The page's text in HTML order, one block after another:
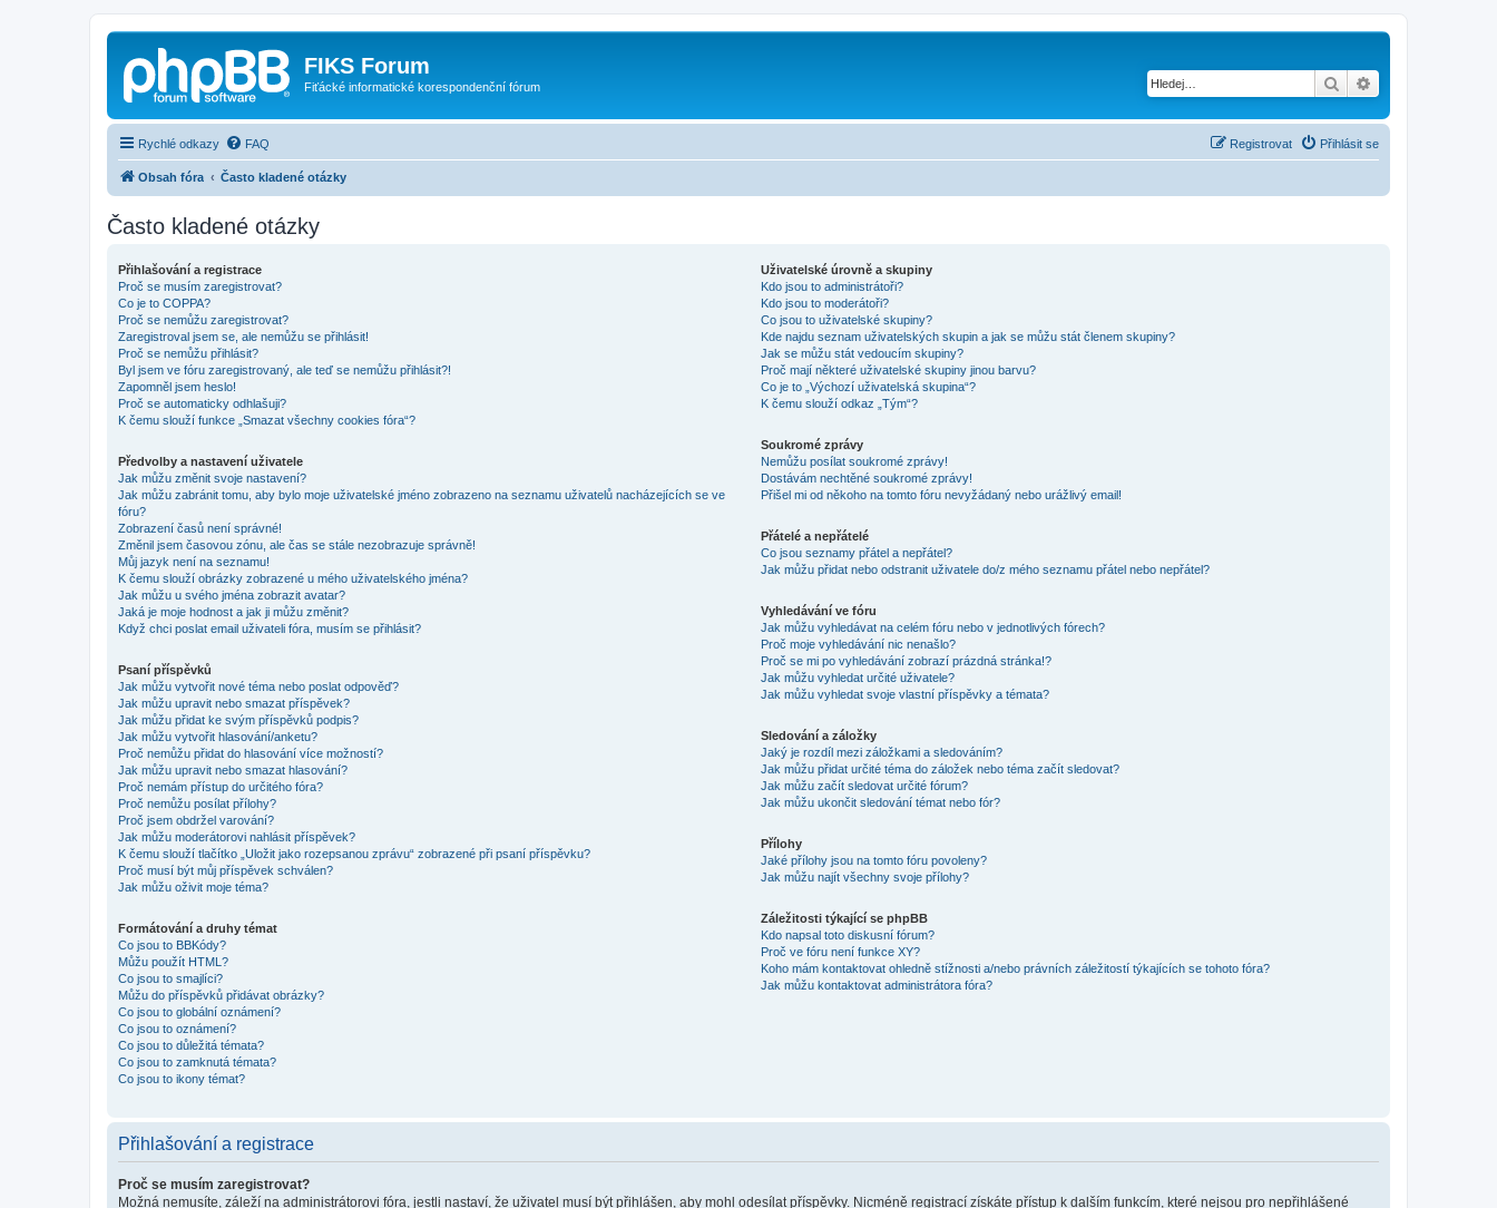
FIKS Forum
Fiťácké informatické korespondenční fórum Hledat
Rychlé odkazy FAQ Přihlásit se
Registrovat
Obsah fóra Často kladené otázky
Často kladené otázky
Přihlašování a registrace
Proč se musím zaregistrovat?
Co je to COPPA?
Proč se nemůžu zaregistrovat?
Zaregistroval jsem se, ale nemůžu se přihlásit!
Proč se nemůžu přihlásit?
Byl jsem ve fóru zaregistrovaný, ale teď se nemůžu přihlásit?!
Zapomněl jsem heslo!
Proč se automaticky odhlašuji?
K čemu slouží funkce „Smazat všechny cookies fóra“?
Předvolby a nastavení uživatele
Jak můžu změnit svoje nastavení?
Jak můžu zabránit tomu, aby bylo moje uživatelské jméno zobrazeno na seznamu uživatelů nacházejících se ve
fóru?
Zobrazení časů není správné!
Změnil jsem časovou zónu, ale čas se stále nezobrazuje správně!
Můj jazyk není na seznamu!
K čemu slouží obrázky zobrazené u mého uživatelského jména?
Jak můžu u svého jména zobrazit avatar?
Jaká je moje hodnost a jak ji můžu změnit?
Když chci poslat email uživateli fóra, musím se přihlásit?
Psaní příspěvků
Jak můžu vytvořit nové téma nebo poslat odpověď?
Jak můžu upravit nebo smazat příspěvek?
Jak můžu přidat ke svým příspěvků podpis?
Jak můžu vytvořit hlasování/anketu?
Proč nemůžu přidat do hlasování více možností?
Jak můžu upravit nebo smazat hlasování?
Proč nemám přístup do určitého fóra?
Proč nemůžu posílat přílohy?
Proč jsem obdržel varování?
Jak můžu moderátorovi nahlásit příspěvek?
K čemu slouží tlačítko „Uložit jako rozepsanou zprávu“ zobrazené při psaní příspěvku?
Proč musí být můj příspěvek schválen?
Jak můžu oživit moje téma?
Formátování a druhy témat
Co jsou to BBKódy?
Můžu použít HTML?
Co jsou to smajlíci?
Můžu do příspěvků přidávat obrázky?
Co jsou to globální oznámení?
Co jsou to oznámení?
Co jsou to důležitá témata?
Co jsou to zamknutá témata?
Co jsou to ikony témat?
Uživatelské úrovně a skupiny
Kdo jsou to administrátoři?
Kdo jsou to moderátoři?
Co jsou to uživatelské skupiny?
Kde najdu seznam uživatelských skupin a jak se můžu stát členem skupiny?
Jak se můžu stát vedoucím skupiny?
Proč mají některé uživatelské skupiny jinou barvu?
Co je to „Výchozí uživatelská skupina“?
K čemu slouží odkaz „Tým“?
Soukromé zprávy
Nemůžu posílat soukromé zprávy!
Dostávám nechtěné soukromé zprávy!
Přišel mi od někoho na tomto fóru nevyžádaný nebo urážlivý email!
Přátelé a nepřátelé
Co jsou seznamy přátel a nepřátel?
Jak můžu přidat nebo odstranit uživatele do/z mého seznamu přátel nebo nepřátel?
Vyhledávání ve fóru
Jak můžu vyhledávat na celém fóru nebo v jednotlivých fórech?
Proč moje vyhledávání nic nenašlo?
Proč se mi po vyhledávání zobrazí prázdná stránka!?
Jak můžu vyhledat určité uživatele?
Jak můžu vyhledat svoje vlastní příspěvky a témata?
Sledování a záložky
Jaký je rozdíl mezi záložkami a sledováním?
Jak můžu přidat určité téma do záložek nebo téma začít sledovat?
Jak můžu začít sledovat určité fórum?
Jak můžu ukončit sledování témat nebo fór?
Přílohy
Jaké přílohy jsou na tomto fóru povoleny?
Jak můžu najít všechny svoje přílohy?
Záležitosti týkající se phpBB
Kdo napsal toto diskusní fórum?
Proč ve fóru není funkce XY?
Koho mám kontaktovat ohledně stížnosti a/nebo právních záležitostí týkajících se tohoto fóra?
Jak můžu kontaktovat administrátora fóra?
Přihlašování a registrace
Proč se musím zaregistrovat?
Možná nemusíte, záleží na administrátorovi fóra, jestli nastaví, že uživatel musí být přihlášen, aby mohl odesílat příspěvky. Nicméně registrací získáte přístup k dalším funkcím, které nejsou pro nepřihlášené